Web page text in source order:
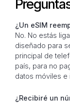
¿Un eSIM
No. No estás
diseñado para
principal de
país, para no
datos móviles e
¿Recibiré un